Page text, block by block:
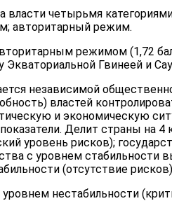
четырьмя
авторитарный режим.
режимом (1,72
Гвинеей и
независимой
властей
и экономическую
Делит страны на 4
уровень рисков);
с уровнем стабильности
(отсутствие
нестабильности